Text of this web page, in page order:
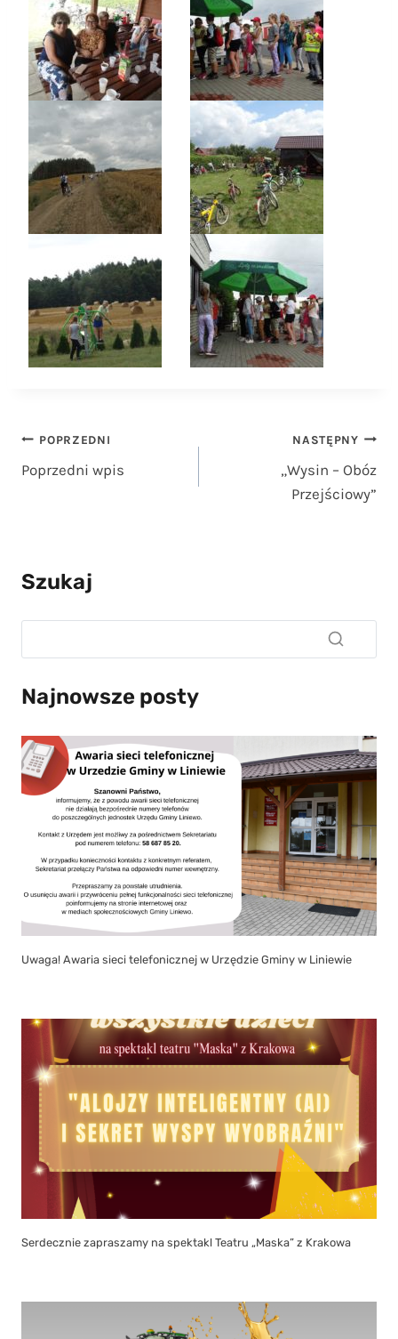
Nawigacja
wpisu
POPRZEDNI
Poprzedni wpis
NASTĘPNY
„Wysin – Obóz
Przejściowy”
Szukaj
Najnowsze posty
Uwaga! Awaria sieci telefonicznej w Urzędzie Gminy w Liniewie
Serdecznie zapraszamy na spektakl Teatru „Maska” z Krakowa